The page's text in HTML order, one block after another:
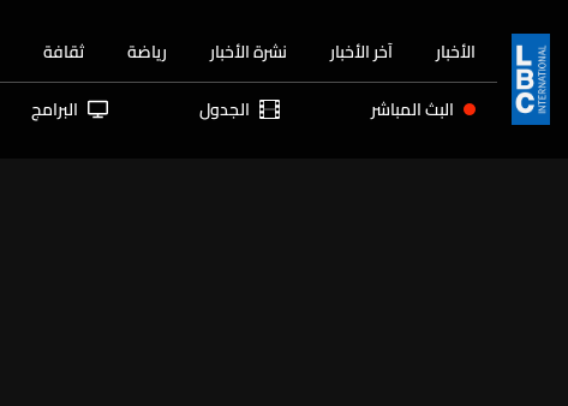
الأخبار آخر الأخبار نشرة الأخبار رياضة ثقافة
البث المباشر الجدول البرامج